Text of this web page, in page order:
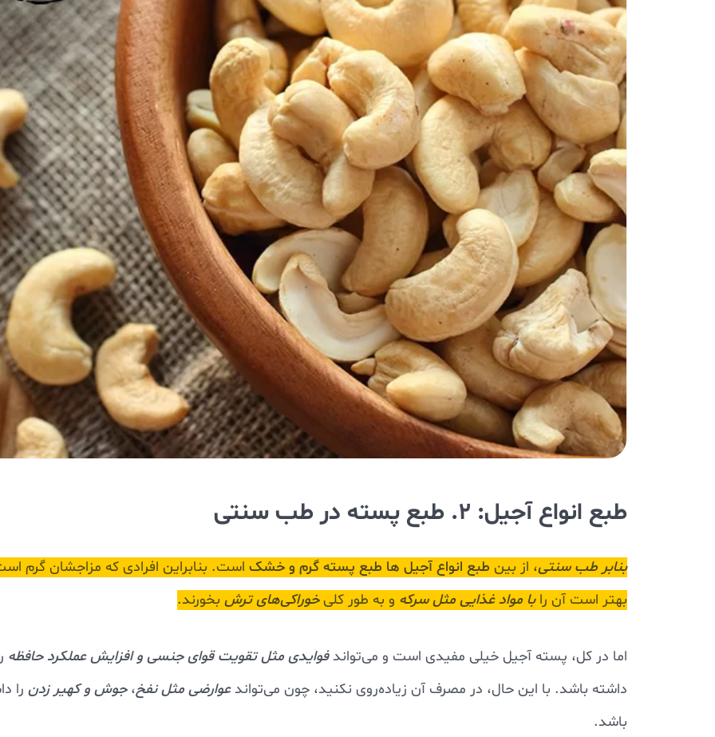
طبع انواع آجیل: 2. طبع پسته در طب سنتی
بنابر طب سنتی، از بین طبع انواع آجیل ها طبع پسته گرم و خشک است. بنابراین افرادی که مزاجشان گرم
بهتر است آن رابا مواد غذایی مثل سرکه و به طور کلیخوراکی‌های ترش بخورند.
اما در کل، پسته آجیل خیلی مفیدی است و می‌تواندفوایدی مثل تقویت قوای جنسی و افزایش عملکرد حافظه
داشته باشد. با این حال، در مصرف آن زیاده‌روی نکنید، چون می‌تواندعوارضی مثل نفخ،جوش و کهیر زدن را
باشد.